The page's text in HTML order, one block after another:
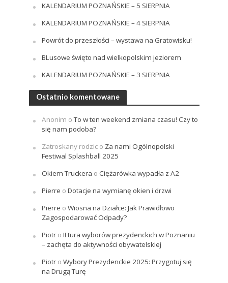
KALENDARIUM POZNAŃSKIE – 5 SIERPNIA
KALENDARIUM POZNAŃSKIE – 4 SIERPNIA
Powrót do przeszłości – wystawa na Gratowisku!
BLusowe święto nad wielkopolskim jeziorem
KALENDARIUM POZNAŃSKIE – 3 SIERPNIA
Ostatnio komentowane
Anonim oTo w ten weekend zmiana czasu! Czy to
się nam podoba?
Zatroskany rodzico Za nami Ogólnopolski
Festiwal Splashball 2025
Okiem Truckera o Ciężarówka wypadła z A2
Pierre o Dotacje na wymianę okien i drzwi
Pierre o Wiosna na Działce: Jak Prawidłowo
Zagospodarować Odpady?
Piotro II tura wyborów prezydenckich w Poznaniu
– zachęta do aktywności obywatelskiej
Piotro Wybory Prezydenckie 2025: Przygotuj się
na Drugą Turę